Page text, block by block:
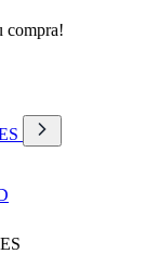
compra!